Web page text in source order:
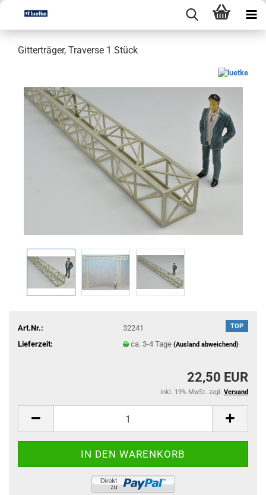
Gitterträger, Traverse 1 Stück
TOP
Art.Nr.:
32241
Lieferzeit:
ca. 3-4 Tage (Ausland abweichend)
22,50 EUR
inkl. 19% MwSt. zzgl. Versand